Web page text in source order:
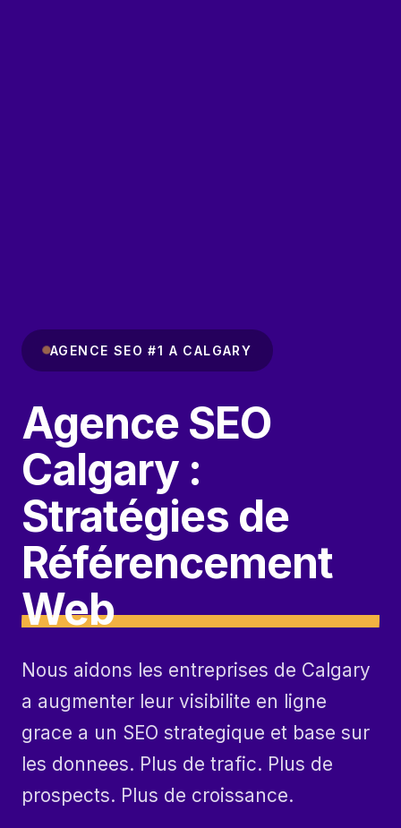
AGENCE SEO #1 A CALGARY
Agence SEO
Calgary :
Stratégies de
Référencement
Web
Nous aidons les entreprises de Calgary
a augmenter leur visibilite en ligne
grace a un SEO strategique et base sur
les donnees. Plus de trafic. Plus de
prospects. Plus de croissance.